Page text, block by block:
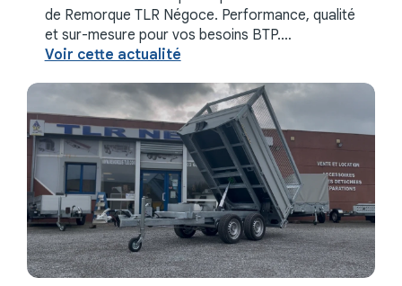
de Remorque TLR Négoce. Performance, qualité
et sur-mesure pour vos besoins BTP.
Contactez-nous !
Voir cette actualité